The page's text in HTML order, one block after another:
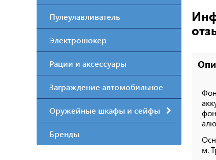
Пулеулавливатель
Электрошокер
Рации и аксессуары
Заграждение автомобильное
Оружейные шкафы и сейфы
Бренды
м.